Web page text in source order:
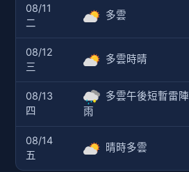
08/11
二
多雲
08/12
三
多雲時晴
08/13
四
多雲午後短暫雷陣
雨
08/14
五
晴時多雲